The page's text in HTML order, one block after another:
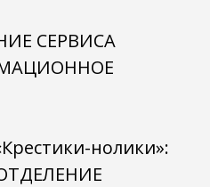
СЕРВИСА
нолики»: